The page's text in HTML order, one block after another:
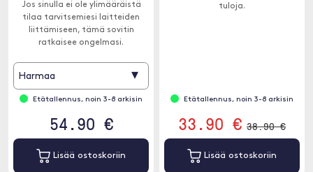
Jos sinulla ei ole ylimääräistä
tilaa tarvitsemiesi laitteiden
liittämiseen, tämä sovitin
ratkaisee ongelmasi.
Harmaa ▾
Etätallennus, noin 3-8 arkisin
54.90 €
Lisää ostoskoriin
tuloja.
Etätallennus, noin 3-8 arkisin
33.90 € 38.90 €
Lisää ostoskoriin